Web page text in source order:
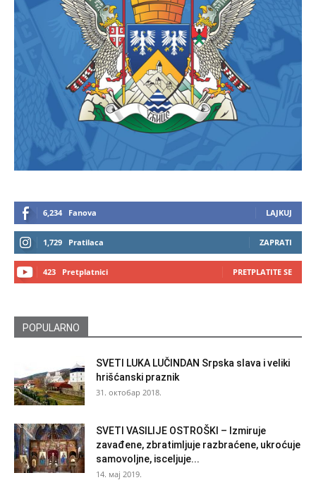
6,234 Fanova LAJKUJ
1,729 Pratilaca ZAPRATI
423 Pretplatnici PRETPLATITE SE
POPULARNO
SVETI LUKA LUČINDAN Srpska slava i veliki
hrišćanski praznik
31. октобар 2018.
SVETI VASILIJE OSTROŠKI – Izmiruje
zavađene, zbratimljuje razbraćene, ukroćuje
samovoljne, isceljuje...
14. мај 2019.